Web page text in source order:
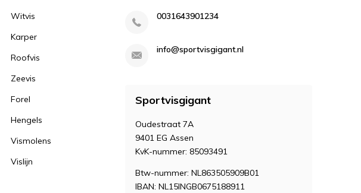
Witvis
Karper
Roofvis
Zeevis
Forel
Hengels
Vismolens
Vislijn
0031643901234
info@sportvisgigant.nl
Sportvisgigant
Oudestraat 7A
9401 EG Assen
KvK-nummer: 85093491
Btw-nummer: NL863505909B01
IBAN: NL15INGB0675188911